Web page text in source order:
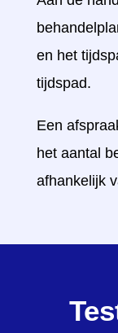
en het
tijdspad.
Een
het aantal
afhankelijk